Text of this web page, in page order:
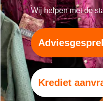
Wij helpen met de
Krediet